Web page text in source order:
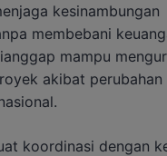
kesinambungan
membebani
mampu
akibat perubahan
koordinasi dengan